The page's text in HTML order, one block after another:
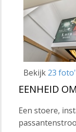
Bekijk 23
EENHEID
Een stoere,